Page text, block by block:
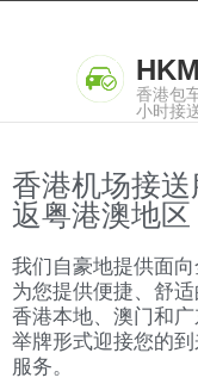
香港包
小时接
香港机场接
返粤港澳地区
我们自豪地提供面
为您提供便捷、舒
香港本地、澳门和
举牌形式迎接您的
服务。